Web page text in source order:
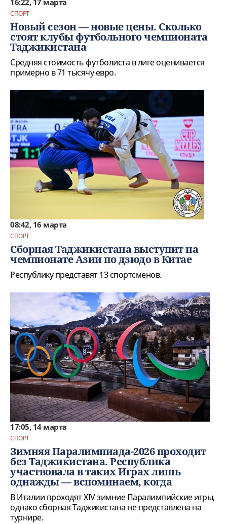
16:22, 17 марта
СПОРТ
Новый сезон — новые цены. Сколько
стоят клубы футбольного чемпионата
Таджикистана
Средняя стоимость футболиста в лиге оценивается
примерно в 71 тысячу евро.
08:42, 16 марта
СПОРТ
Сборная Таджикистана выступит на
чемпионате Азии по дзюдо в Китае
Республику представят 13 спортсменов.
17:05, 14 марта
СПОРТ
Зимняя Паралимпиада-2026 проходит
без Таджикистана. Республика
участвовала в таких Играх лишь
однажды — вспоминаем, когда
В Италии проходят XIV зимние Паралимпийские игры,
однако сборная Таджикистана не представлена на
турнире.